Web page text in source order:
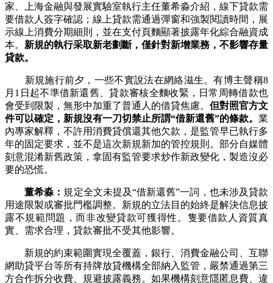
家、上海金融與發展實驗室執行主任董希淼介紹，線下貸款需
要借款人簽字確認；線上貸款需通過彈窗和強製閱讀時間，展
示線上消費分期細則，並在支付頁麵顯著披露年化綜合融資成
本。 新規的執行采取新老劃斷，僅針對新增業務，不影響存量
貸款。
新規施行前夕，一些不實說法在網絡滋生。有博主聲稱8
月1日起不準借新還舊、貸款審核全麵收緊，日常周轉借款也
會受到限製，無形中加重了普通人的借貸焦慮。 但對照官方文
件可以確定，新規沒有一刀切禁止所謂“借新還舊”的條款。 業
內專家解釋，不許用消費貸償還其他欠款，是監管早已執行多
年的固定要求，並不是這次新規新加的管控規則。部分自媒體
刻意混淆新舊政策，拿固有監管要求炒作新政變化，製造沒必
要的恐慌。
董希淼： 規定全文未提及“借新還舊”一詞，也未涉及貸款
用途限製或審批門檻調整。新規的立法目的始終是解決信息披
露不規範問題，而非改變貸款可獲得性。隻要借款人資質真
實、需求合理，貸款審批不受其他影響。
新規的約束範圍實現全覆蓋，銀行、消費金融公司、互聯
網助貸平台等所有持牌放貸機構全部納入監管，嚴禁通過第三
方合作拆分收費、規避披露義務。如果機構刻意隱匿息費、違